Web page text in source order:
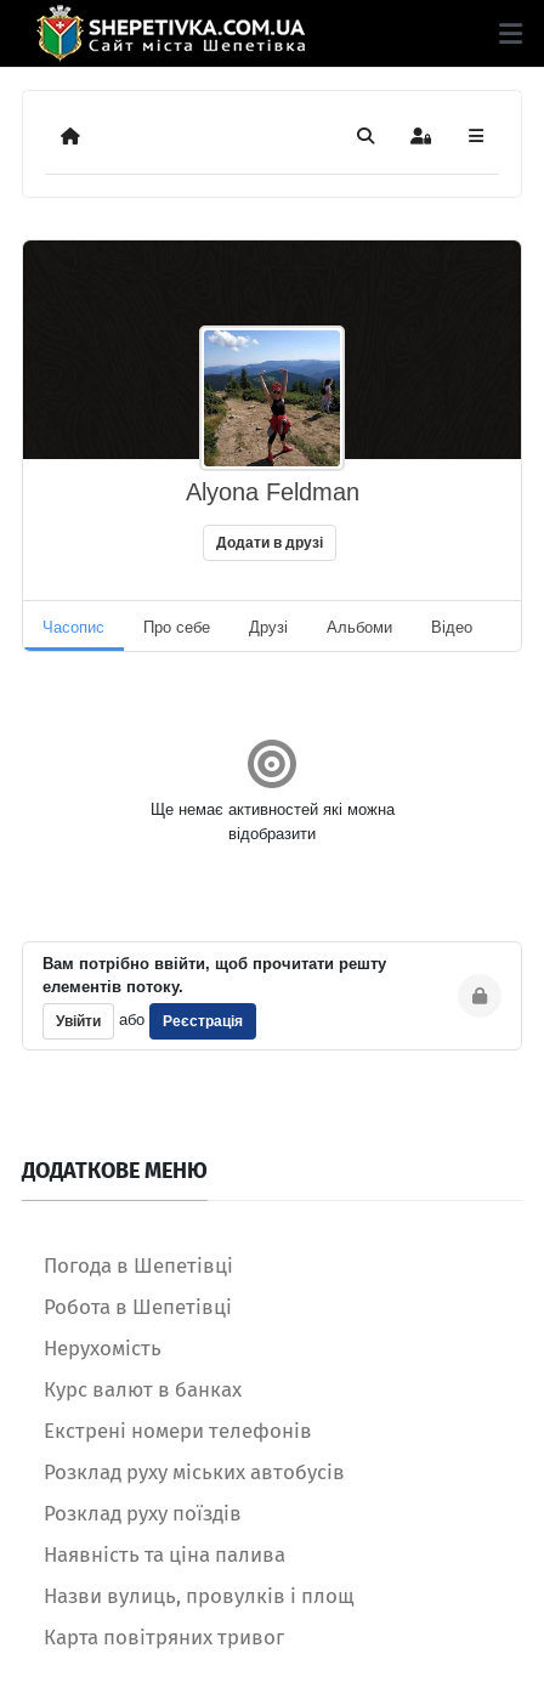
Додому ПошукSign In
Alyona Feldman
Додати в друзі
Часопис Про себе Друзі Альбоми Відео
Ще немає активностей які можна
відобразити
Вам потрібно ввійти, щоб прочитати решту
елементів потоку.
Увійти або Реєстрація
ДОДАТКОВЕ МЕНЮ
Погода в Шепетівці
Робота в Шепетівці
Нерухомість
Курс валют в банках
Екстрені номери телефонів
Розклад руху міських автобусів
Розклад руху поїздів
Наявність та ціна палива
Назви вулиць, провулків і площ
Карта повітряних тривог